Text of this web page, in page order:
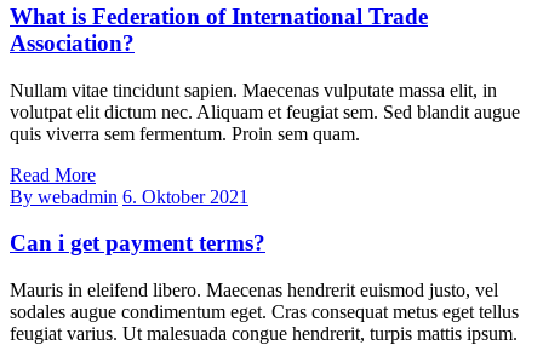
What is Federation of International Trade
Association?
Nullam vitae tincidunt sapien. Maecenas vulputate massa elit, in
volutpat elit dictum nec. Aliquam et feugiat sem. Sed blandit augue
quis viverra sem fermentum. Proin sem quam.
Read More
By webadmin 6. Oktober 2021
Can i get payment terms?
Mauris in eleifend libero. Maecenas hendrerit euismod justo, vel
sodales augue condimentum eget. Cras consequat metus eget tellus
feugiat varius. Ut malesuada congue hendrerit, turpis mattis ipsum.